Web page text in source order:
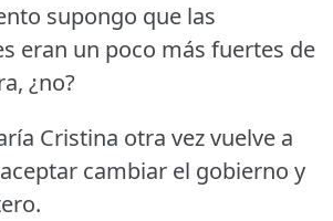
supongo que las
eran un poco más fuertes de
¿no?
Cristina otra vez vuelve a
cambiar el gobierno y